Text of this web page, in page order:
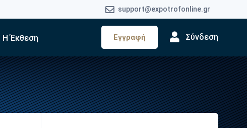
support@expotrofonline.gr
Εγγραφή Σύνδεση
Η Έκθεση